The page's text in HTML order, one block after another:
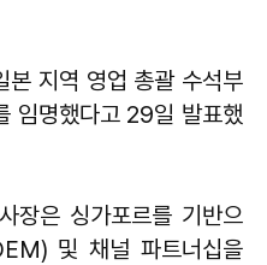
지역 영업 총괄 수석부
임명했다고 29일 발표했
장은 싱가포르를 기반으
및 채널 파트너십을